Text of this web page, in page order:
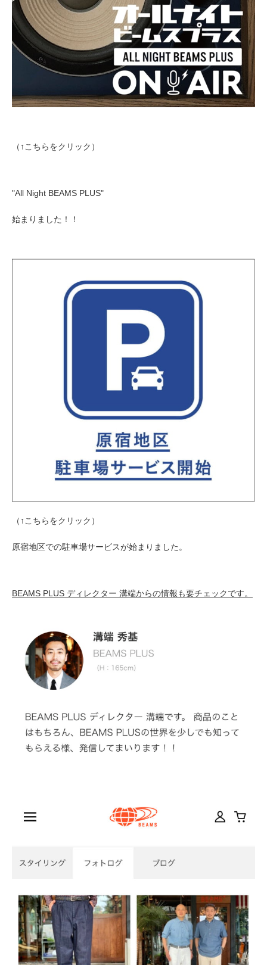
（↑こちらをクリック）
"All Night BEAMS PLUS"
始まりました！！
（↑こちらをクリック）
原宿地区での駐車場サービスが始まりました。
BEAMS PLUS ディレクター 溝端からの情報も要チェックです。